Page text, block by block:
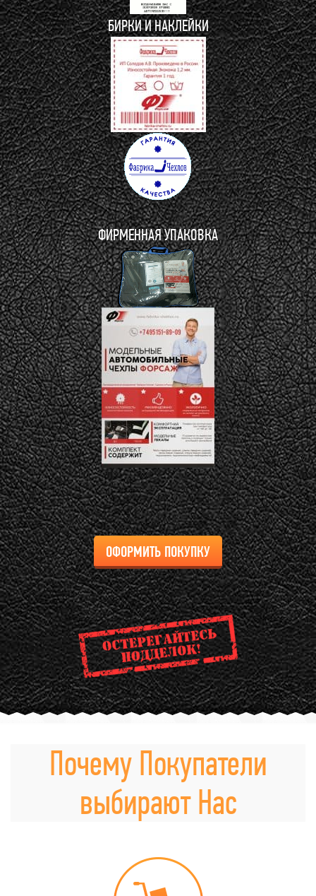
БИРКИ И НАКЛЕЙКИ
ФИРМЕННАЯ УПАКОВКА
ОФОРМИТЬ ПОКУПКУ
Почему Покупатели
выбирают Нас